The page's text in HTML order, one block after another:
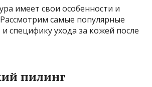
имеет свои особенности и
самые популярные
специфику ухода за кожей после
пилинг